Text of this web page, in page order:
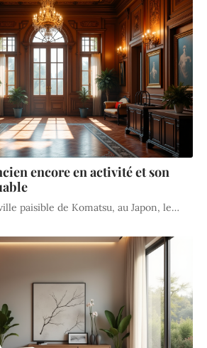
encore en activité et son
paisible de Komatsu, au Japon, le…